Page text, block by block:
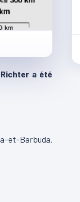
a été
et-Barbuda.